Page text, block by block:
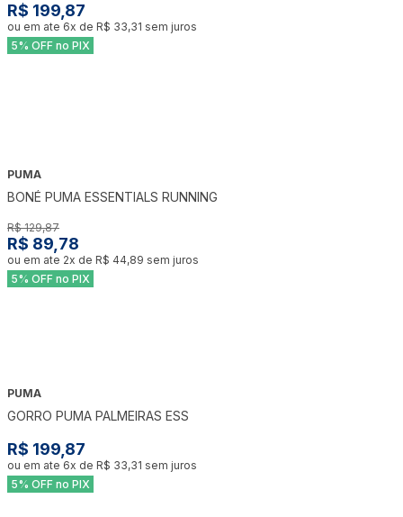
R$ 199,87
ou em ate 6x de R$ 33,31 sem juros
5% OFF no PIX
PUMA
BONÉ PUMA ESSENTIALS RUNNING
R$ 129,87
R$ 89,78
ou em ate 2x de R$ 44,89 sem juros
5% OFF no PIX
PUMA
GORRO PUMA PALMEIRAS ESS
R$ 199,87
ou em ate 6x de R$ 33,31 sem juros
5% OFF no PIX